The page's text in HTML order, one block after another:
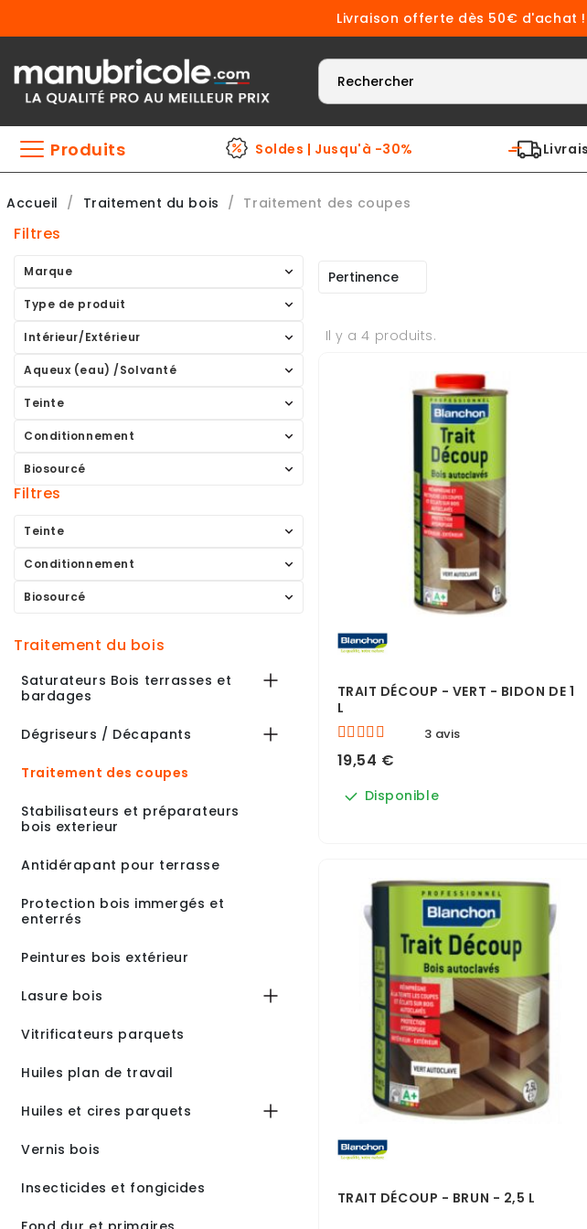
Livraison offerte dès 50€ d'achat
Produits Soldes | Jusqu'à -30%
Accueil Traitement du bois Traitement des coupes
Filtres
Marque
Type de produit
Intérieur/Extérieur
Aqueux (eau) /Solvanté
Teinte
Conditionnement
Biosourcé
Filtres
Teinte
Conditionnement
Biosourcé
traitement du bois
Saturateurs Bois terrasses et
bardages
Dégriseurs / Décapants
Traitement des coupes
Stabilisateurs et préparateurs
bois exterieur
Antidérapant pour terrasse
Protection bois immergés et
enterrés
Peintures bois extérieur
Lasure bois
Vitrificateurs parquets
Huiles plan de travail
Huiles et cires parquets
Vernis bois
Insecticides et fongicides
Pertinence
Il y a 4 produits.
TRAIT DÉCOUP - VERT - BIDON DE 1
L
3 avis
19,54 €
Disponible
TRAIT DÉCOUP - BRUN - 2,5 L